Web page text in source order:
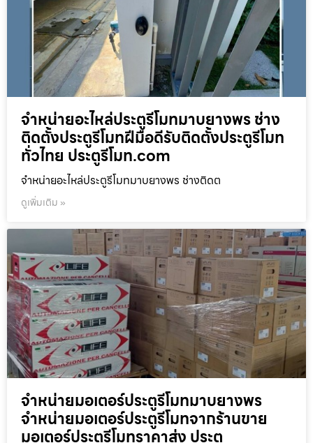
จำหน่ายอะไหล่ประตูรีโมทมาบยางพร ช่าง
ติดตั้งประตูรีโมทฝีมือดีรับติดตั้งประตูรีโมท
ทั่วไทย ประตูรีโมท.com
จำหน่ายอะไหล่ประตูรีโมทมาบยางพร ช่างติดต
ดูเพิ่มเติม »
จำหน่ายมอเตอร์ประตูรีโมทมาบยางพร
จำหน่ายมอเตอร์ประตูรีโมทจากร้านขาย
มอเตอร์ประตูรีโมทราคาส่ง ประตู